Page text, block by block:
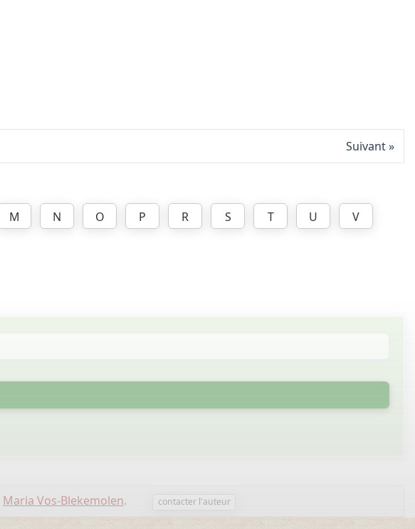
Suivant
M N O P R S T U
V
Maria Vos-Blekemolen. contacter l'auteur